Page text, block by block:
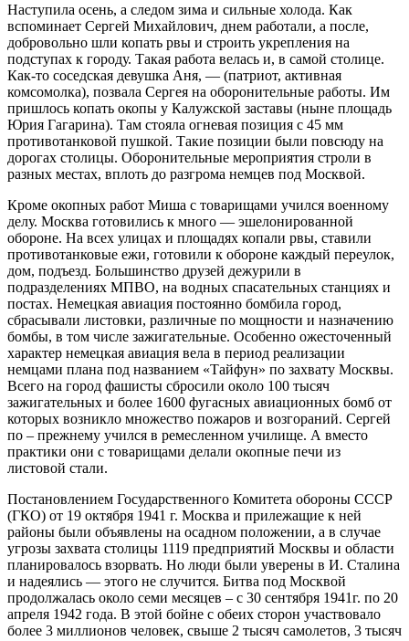
Наступила осень, а следом зима и сильные холода. Как
вспоминает Сергей Михайлович, днем работали, а после,
добровольно шли копать рвы и строить укрепления на
подступах к городу. Такая работа велась и, в самой столице.
Как-то соседская девушка Аня, — (патриот, активная
комсомолка), позвала Сергея на оборонительные работы. Им
пришлось копать окопы у Калужской заставы (ныне площадь
Юрия Гагарина). Там стояла огневая позиция с 45 мм
противотанковой пушкой. Такие позиции были повсюду на
дорогах столицы. Оборонительные мероприятия строли в
разных местах, вплоть до разгрома немцев под Москвой.
Кроме окопных работ Миша с товарищами учился военному
делу. Москва готовились к много — эшелонированной
обороне. На всех улицах и площадях копали рвы, ставили
противотанковые ежи, готовили к обороне каждый переулок,
дом, подъезд. Большинство друзей дежурили в
подразделениях МПВО, на водных спасательных станциях и
постах. Немецкая авиация постоянно бомбила город,
сбрасывали листовки, различные по мощности и назначению
бомбы, в том числе зажигательные. Особенно ожесточенный
характер немецкая авиация вела в период реализации
немцами плана под названием «Тайфун» по захвату Москвы.
Всего на город фашисты сбросили около 100 тысяч
зажигательных и более 1600 фугасных авиационных бомб от
которых возникло множество пожаров и возгораний. Сергей
по – прежнему учился в ремесленном училище. А вместо
практики они с товарищами делали окопные печи из
листовой стали.
Постановлением Государственного Комитета обороны СССР
(ГКО) от 19 октября 1941 г. Москва и прилежащие к ней
районы были объявлены на осадном положении, а в случае
угрозы захвата столицы 1119 предприятий Москвы и области
планировалось взорвать. Но люди были уверены в И. Сталина
и надеялись — этого не случится. Битва под Москвой
продолжалась около семи месяцев – с 30 сентября 1941г. по 20
апреля 1942 года. В этой бойне с обеих сторон участвовало
более 3 миллионов человек, свыше 2 тысяч самолетов, 3 тысяч